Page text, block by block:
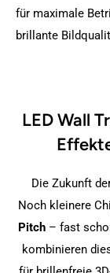
für maximale
brillante
LED Wall
Die Zukunft
Noch kleinere
Pitch– fast
kombinieren